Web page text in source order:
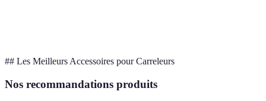
## Les Meilleurs Accessoires pour Carreleurs
Nos recommandations produits